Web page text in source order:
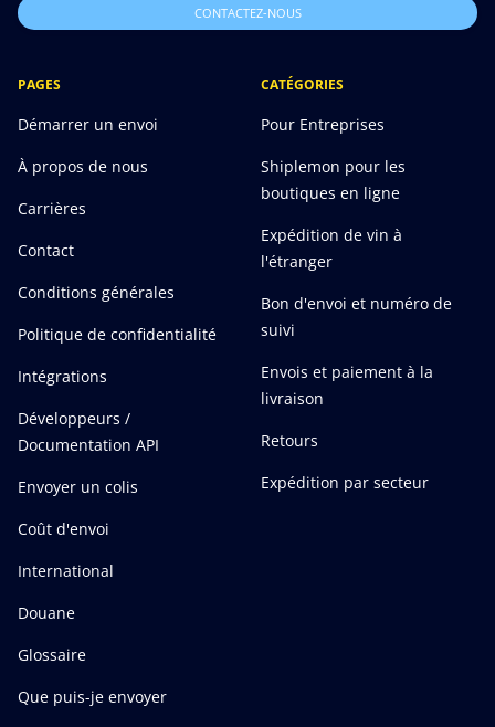
CONTACTEZ-NOUS
PAGES
Démarrer un envoi
À propos de nous
Carrières
Contact
Conditions générales
Politique de confidentialité
Intégrations
Développeurs /
Documentation API
Envoyer un colis
Coût d'envoi
International
Douane
Glossaire
Que puis-je envoyer
CATÉGORIES
Pour Entreprises
Shiplemon pour les
boutiques en ligne
Expédition de vin à
l'étranger
Bon d'envoi et numéro de
suivi
Envois et paiement à la
livraison
Retours
Expédition par secteur